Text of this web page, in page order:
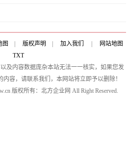
图 版权声明 加入我们
网站地图
TXT
及内容数据庞杂本站无法一一核实，如果您发
容，请联系我们，本网站将立即予以删除！
版权所有：北方企业网 All Right Reserved.